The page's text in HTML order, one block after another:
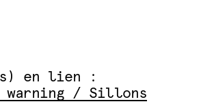
en lien :
warning / Sillons